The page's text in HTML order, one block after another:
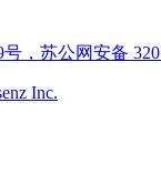
号，苏公网安备
Inc.